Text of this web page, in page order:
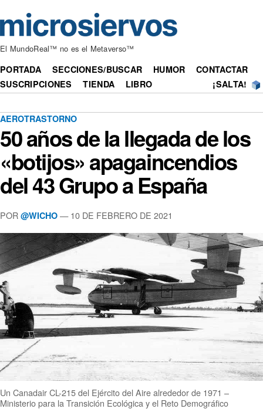
El MundoReal™ no es el Metaverso™
PORTADA SECCIONES/BUSCAR HUMOR
CONTACTAR
SUSCRIPCIONES
TIENDA LIBRO ¡SALTA!
AEROTRASTORNO
50 años de la llegada de los
«botijos» apagaincendios
del 43 Grupo a España
POR @WICHO — 10 DE FEBRERO DE 2021
Un Canadair CL-215 del Ejército del Aire alrededor de 1971 –
Ministerio para la Transición Ecológica y el Reto Demográfico